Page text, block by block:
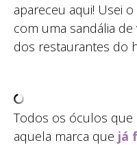
apareceu aqui! Usei
com uma sandália
dos restaurantes do
Todos os óculos que
aquela marca que já